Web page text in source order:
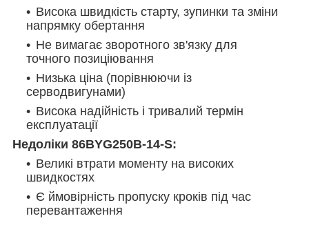
Висока швидкість старту, зупинки та зміни
напрямку обертання
Не вимагає зворотного зв'язку для
точного позиціювання
Низька ціна (порівнюючи із
серводвигунами)
Висока надійність і тривалий термін
експлуатації
Недоліки 86BYG250B-14-S:
Великі втрати моменту на високих
швидкостях
Є ймовірність пропуску кроків під час
перевантаження